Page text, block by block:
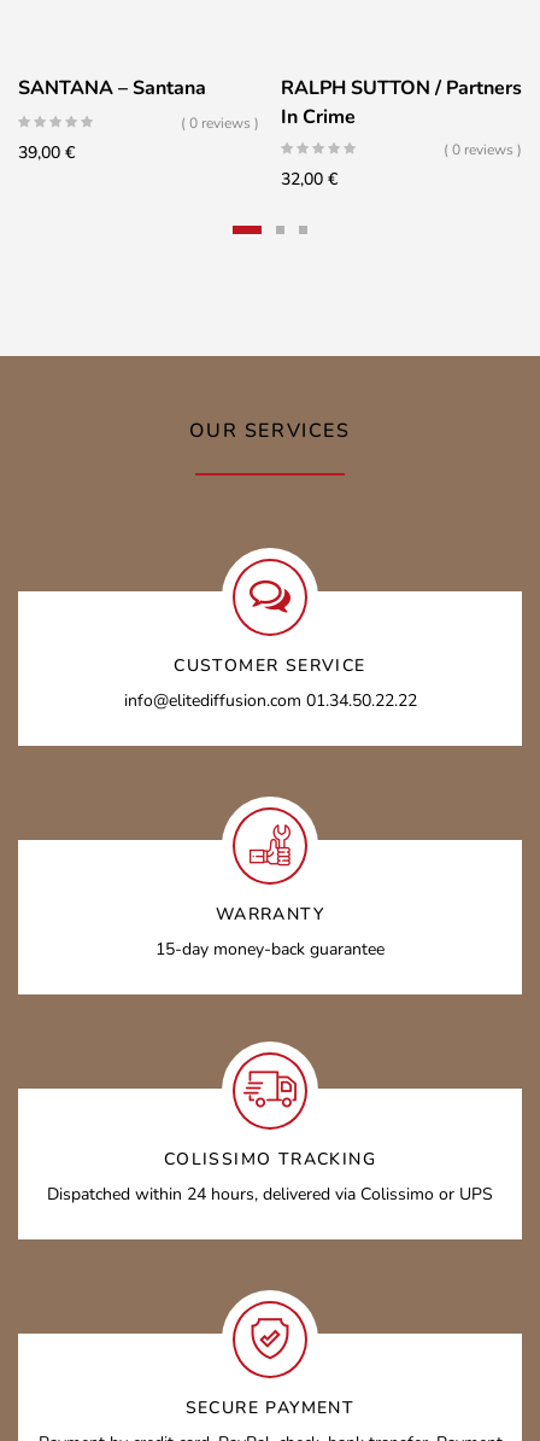
SANTANA – Santana
( 0 reviews )
39,00 €
RALPH SUTTON / Partners
In Crime
( 0 reviews )
32,00 €
OUR SERVICES
CUSTOMER SERVICE
info@elitediffusion.com 01.34.50.22.22
WARRANTY
15-day money-back guarantee
COLISSIMO TRACKING
Dispatched within 24 hours, delivered via Colissimo or UPS
SECURE PAYMENT